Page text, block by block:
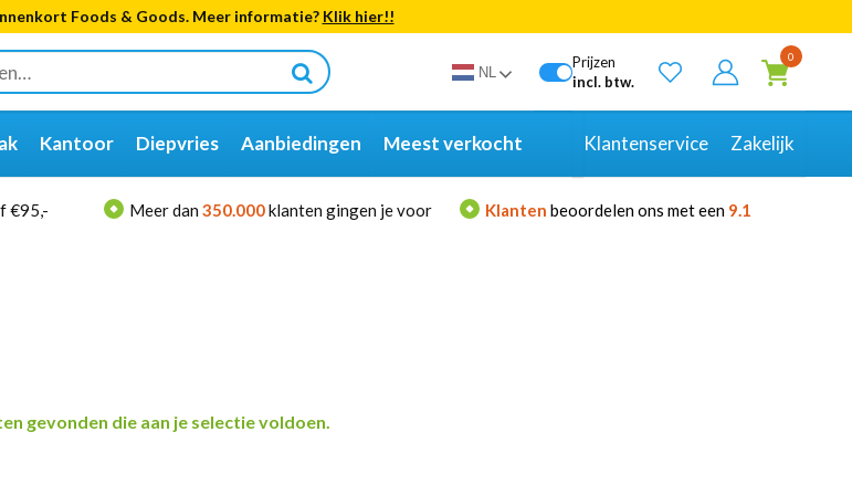
Foods & Goods. Meer informatie? Klik hier!!
NL
Prijzen
incl. btw.
0
Kantoor Diepvries Aanbiedingen Meest verkocht Klantenservice Zakelijk
€95,- Meer dan 350.000klanten gingen je voor Klanten beoordelen ons met een 9.1
gevonden die aan je selectie voldoen.